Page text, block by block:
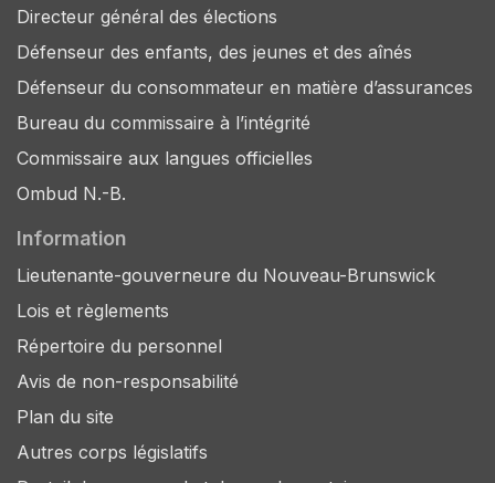
Directeur général des élections
Défenseur des enfants, des jeunes et des aînés
Défenseur du consommateur en matière d’assurances
Bureau du commissaire à l’intégrité
Commissaire aux langues officielles
Ombud N.-B.
Information
Lieutenante-gouverneure du Nouveau-Brunswick
Lois et règlements
Répertoire du personnel
Avis de non-responsabilité
Plan du site
Autres corps législatifs